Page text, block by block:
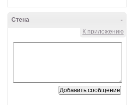
-
Стена
К приложению